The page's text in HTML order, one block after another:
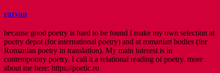
razvan
because good poetry is hard to be found I make my own selection at
poetry depot (for international poetry) and at romanian bodies (for
Romanian poetry in translation). My main interest is in
contemporary poetry. I call it a relational reading of poetry. more
about me here: https://poetic.ro